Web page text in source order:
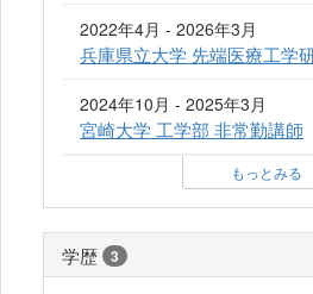
2022年4月 - 2026年3月
兵庫県立大学 先端医療工学
2024年10月 - 2025年3月
宮崎大学 工学部 非常勤講師
もっとみる
学歴 3